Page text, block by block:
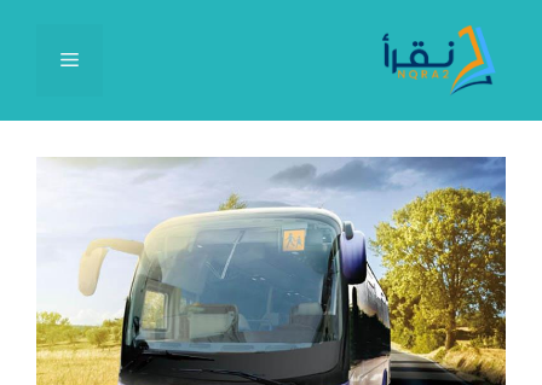
المحتوى
القائمة